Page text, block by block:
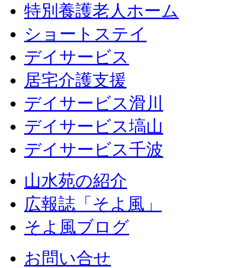
特別養護老人ホーム
ショートステイ
デイサービス
居宅介護支援
デイサービス滑川
デイサービス塙山
デイサービス千波
山水苑の紹介
広報誌「そよ風」
そよ風ブログ
お問い合せ